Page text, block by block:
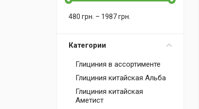
480 грн. – 1987грн.
Категории
Глициния в ассортименте
Глициния китайская Альба
Глициния китайская
Аметист